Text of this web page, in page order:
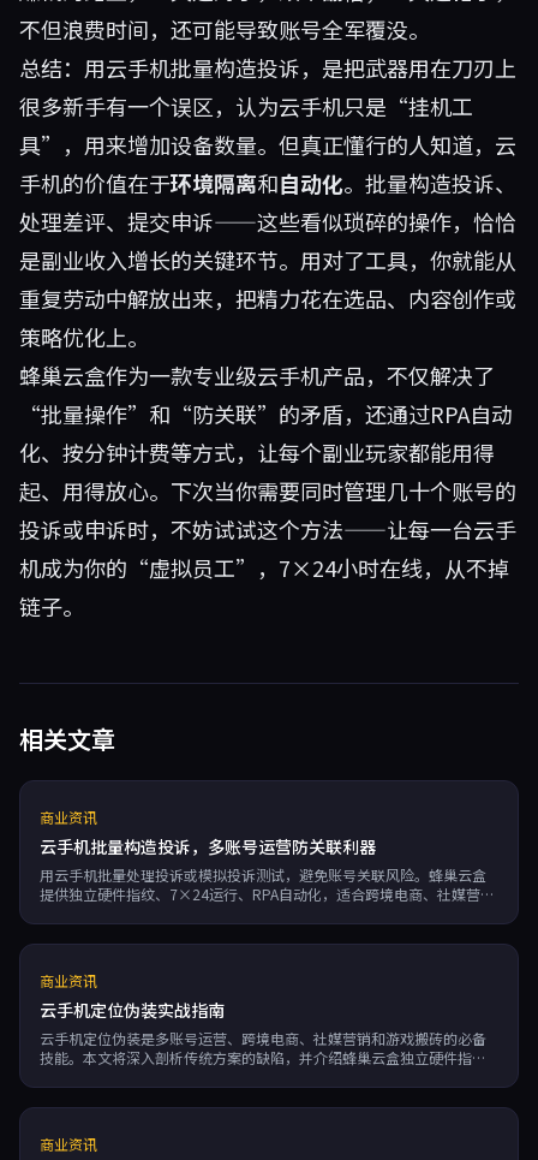
不但浪费时间，还可能导致账号全军覆没。
总结：用云手机批量构造投诉，是把武器用在刀刃上
很多新手有一个误区，认为云手机只是“挂机工
具”，用来增加设备数量。但真正懂行的人知道，云
手机的价值在于环境隔离和自动化。批量构造投诉、
处理差评、提交申诉——这些看似琐碎的操作，恰恰
是副业收入增长的关键环节。用对了工具，你就能从
重复劳动中解放出来，把精力花在选品、内容创作或
策略优化上。
蜂巢云盒作为一款专业级云手机产品，不仅解决了
“批量操作”和“防关联”的矛盾，还通过RPA自动
化、按分钟计费等方式，让每个副业玩家都能用得
起、用得放心。下次当你需要同时管理几十个账号的
投诉或申诉时，不妨试试这个方法——让每一台云手
机成为你的“虚拟员工”，7×24小时在线，从不掉
链子。
相关文章
商业资讯
云手机批量构造投诉，多账号运营防关联利器
用云手机批量处理投诉或模拟投诉测试，避免账号关联风险。蜂巢云盒
提供独立硬件指纹、7×24运行、RPA自动化，适合跨境电商、社媒营
商业资讯
云手机定位伪装实战指南
云手机定位伪装是多账号运营、跨境电商、社媒营销和游戏搬砖的必备
技能。本文将深入剖析传统方案的缺陷，并介绍蜂巢云盒独立硬件指
商业资讯